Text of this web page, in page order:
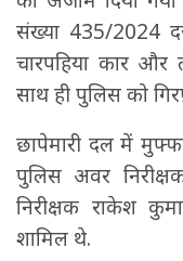
संख्या 435/2024
चारपहिया कार और
साथ ही पुलिस को
छापेमारी दल में
पुलिस अवर
निरीक्षक राकेश
शामिल थे.